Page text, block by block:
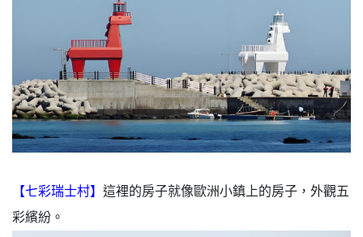
【七彩瑞士村】 這裡的房子就像歐洲小鎮上的房子，外觀五
彩繽紛。